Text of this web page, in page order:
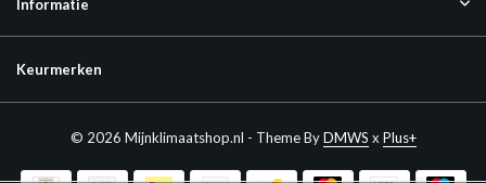
Informatie
Keurmerken
© 2026 Mijnklimaatshop.nl - Theme ByDMWS x Plus+